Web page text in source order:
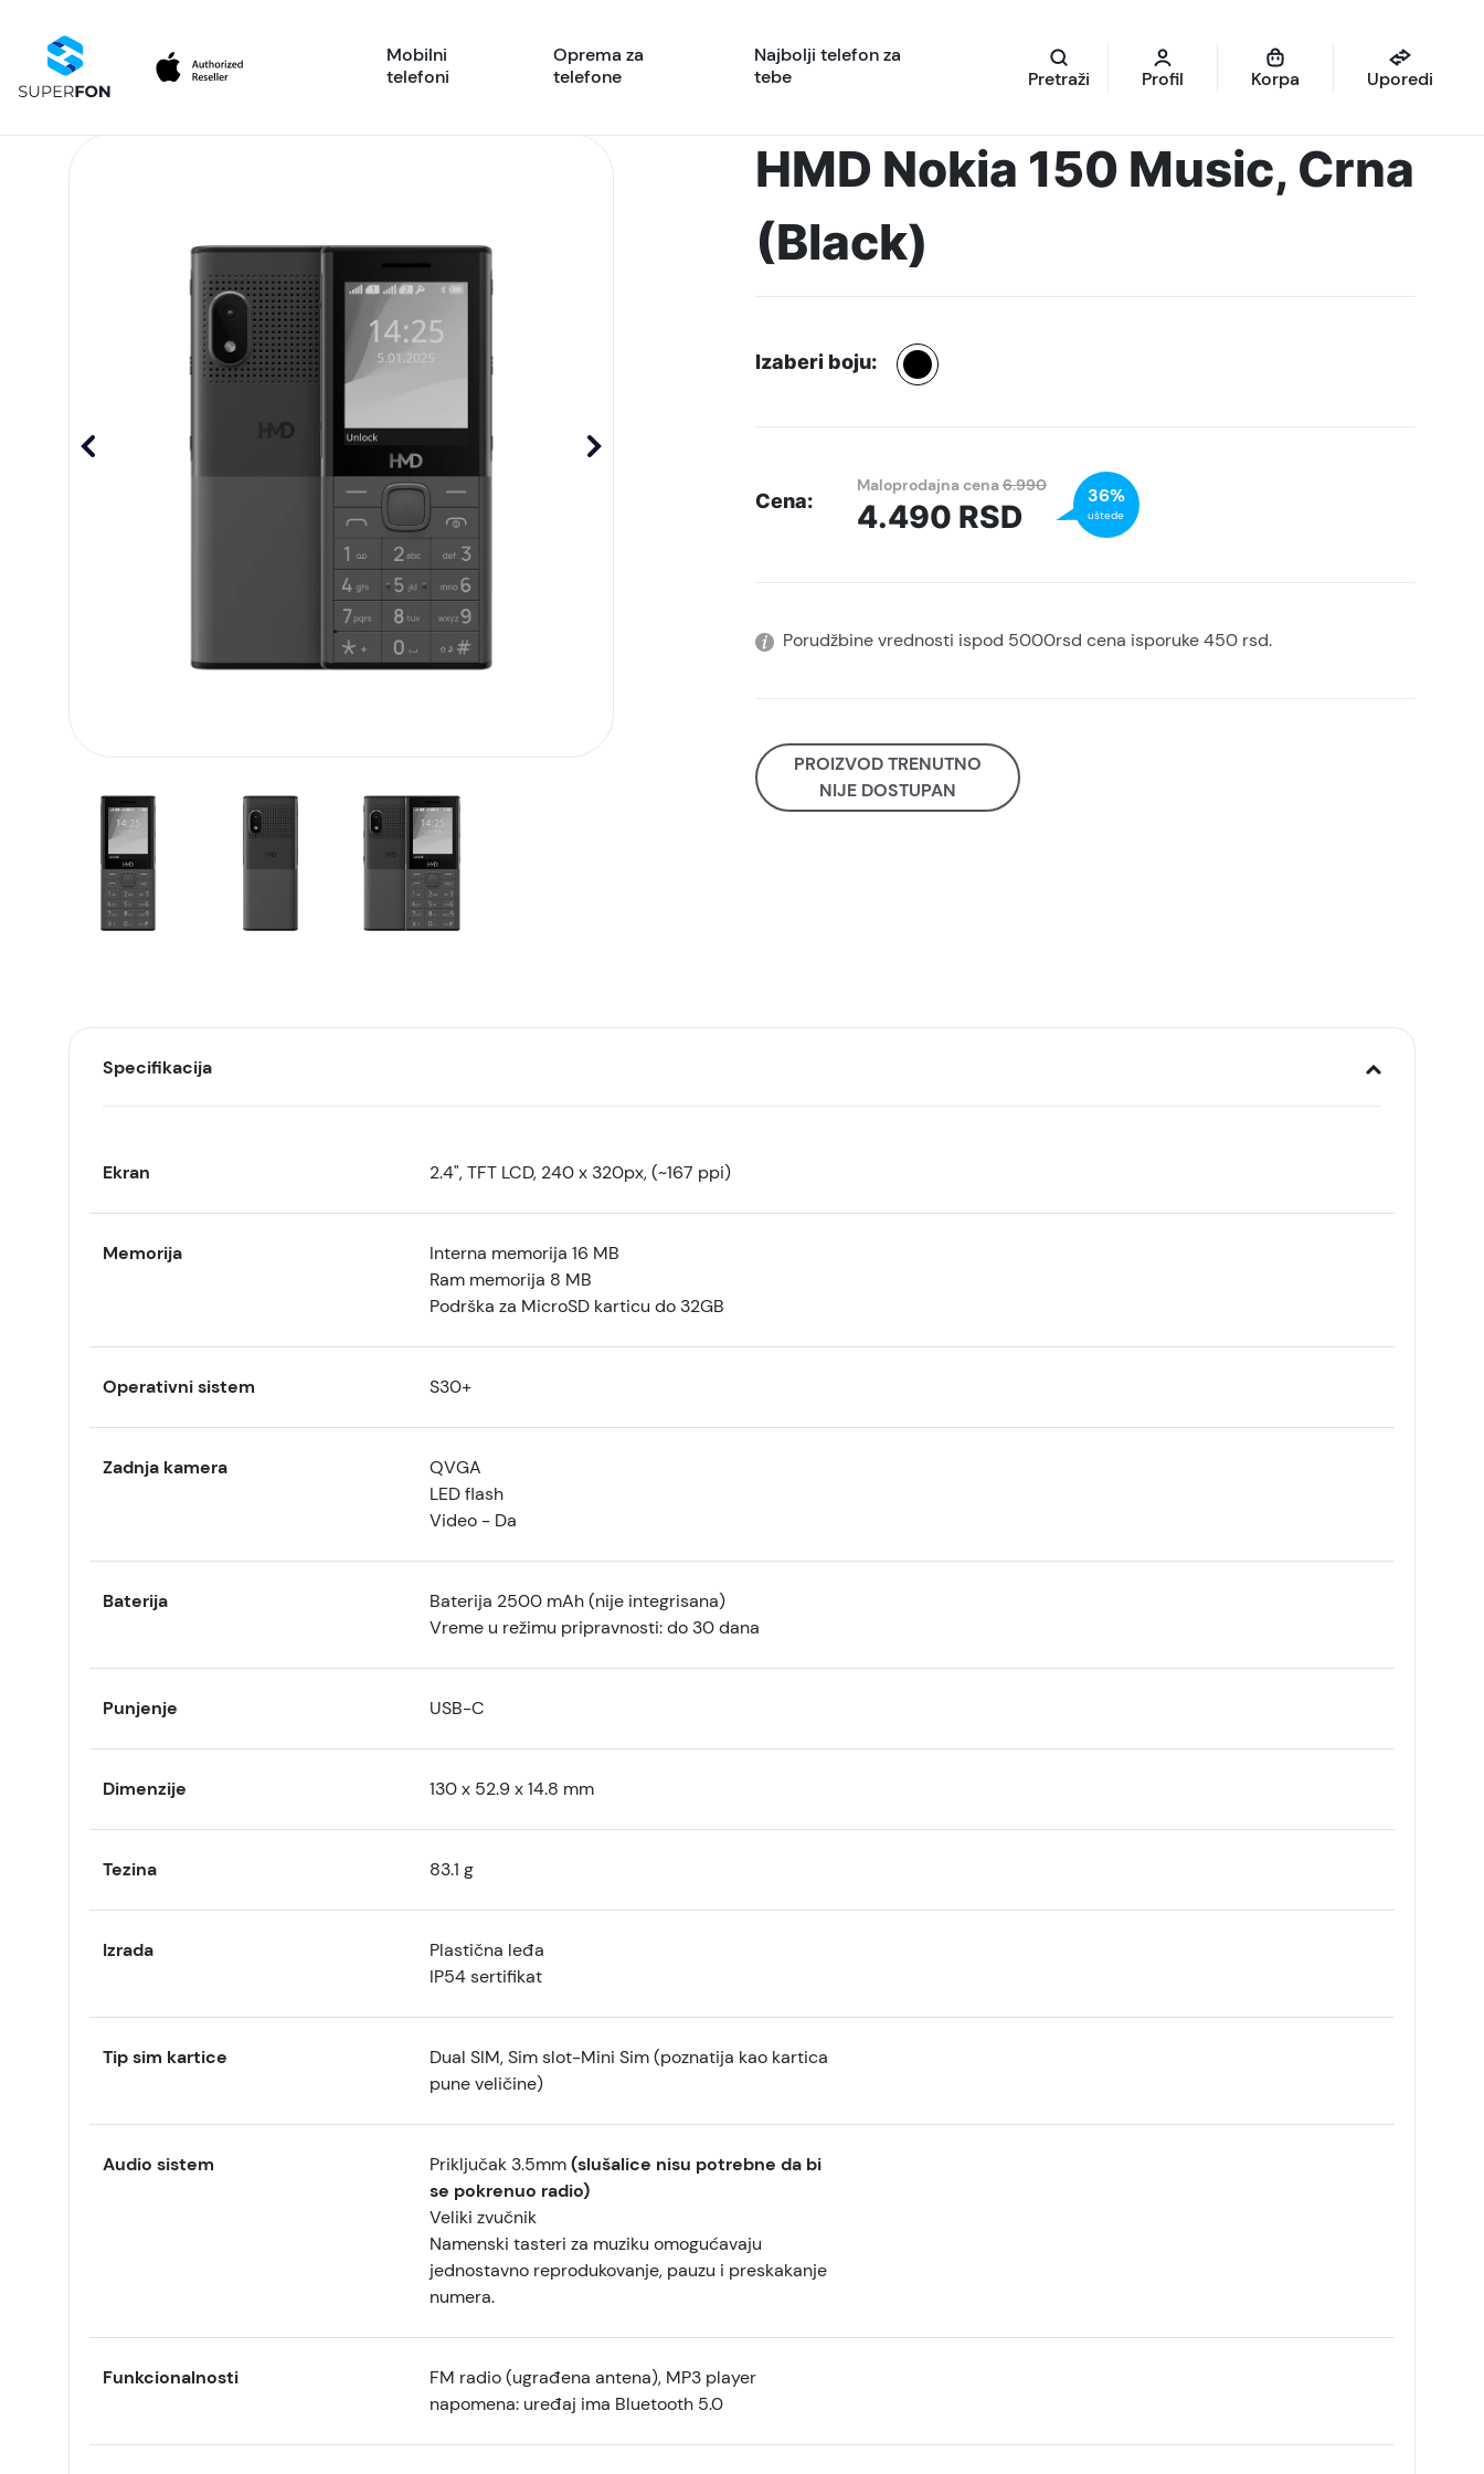
Mobilni
telefoni
Oprema za
telefone
Najbolji telefon za
tebe
Pretraži Profil Korpa Uporedi
HMD Nokia 150 Music, Crna
(Black)
Izaberi boju:
Cena:
Maloprodajna cena6.990
4.490 RSD
36%
uštede
Porudžbine vrednosti ispod 5000rsd cena isporuke 450 rsd.
PROIZVOD TRENUTNO
NIJE DOSTUPAN
Specifikacija
Ekran 2.4", TFT LCD, 240 x 320px, (~167 ppi)
Memorija
Interna memorija 16 MB
Ram memorija 8 MB
Podrška za MicroSD karticu do 32GB
Operativni sistem S30+
Zadnja kamera
QVGA
LED flash
Video - Da
Baterija
Baterija 2500 mAh (nije integrisana)
Vreme u režimu pripravnosti: do 30 dana
Punjenje USB-C
Dimenzije 130 x 52.9 x 14.8 mm
Tezina 83.1 g
Izrada
Plastična leđa
IP54 sertifikat
Tip sim kartice
Dual SIM, Sim slot-Mini Sim (poznatija kao kartica
pune veličine)
Audio sistem Priključak 3.5mm(slušalice nisu potrebne da bi
se pokrenuo radio)
Veliki zvučnik
Namenski tasteri za muziku omogućavaju
jednostavno reprodukovanje, pauzu i preskakanje
numera.
Funkcionalnosti
FM radio (ugrađena antena), MP3 player
napomena: uređaj ima Bluetooth 5.0